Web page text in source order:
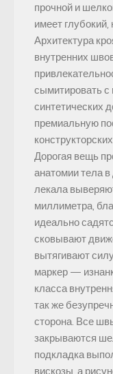
прочной и
имеет
Архитектура
внутренних
сымитировать
синтетических
премиальную
Дорогая вещь
анатомии тела
лекала
миллиметра,
идеально
сковывают
вытягивают
маркер —
класса
так же
сторона. Все
закрываются
подкладка
вискозы, а